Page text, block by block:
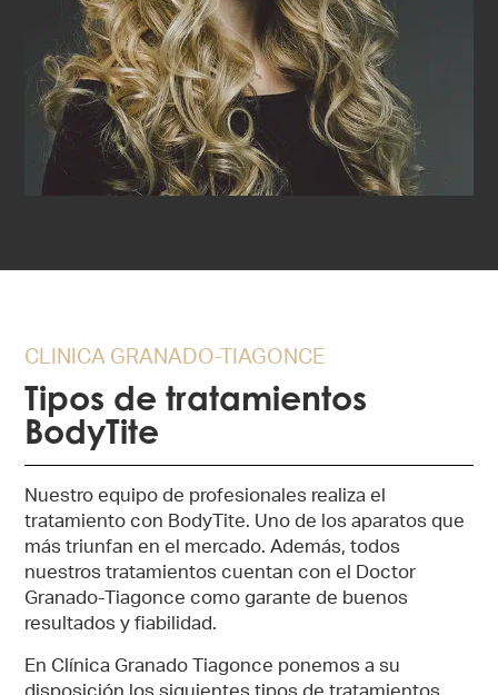
CLINICA GRANADO-TIAGONCE
Tipos de tratamientos
BodyTite
Nuestro equipo de profesionales realiza el
tratamiento con BodyTite. Uno de los aparatos que
más triunfan en el mercado. Además, todos
nuestros tratamientos cuentan con el Doctor
Granado-Tiagonce como garante de buenos
resultados y fiabilidad.
En Clínica Granado Tiagonce ponemos a su
disposición los siguientes tipos de tratamientos